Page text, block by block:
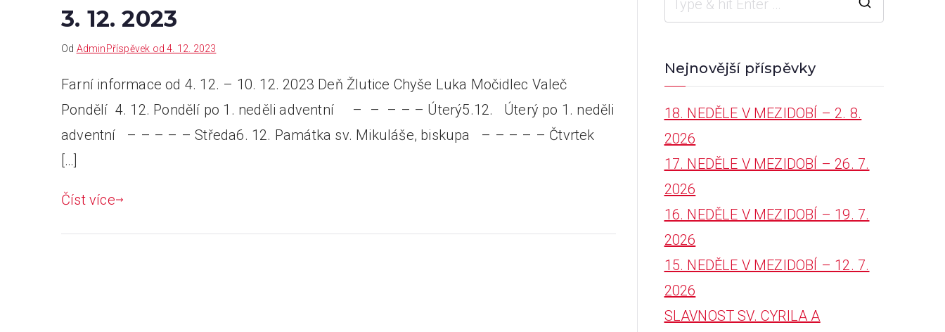
3. 12. 2023
Od AdminPříspěvek od4. 12. 2023
Farní informace od 4. 12. – 10. 12. 2023 Deň Žlutice Chyše Luka Močidlec Valeč
Pondělí 4. 12. Pondělí po 1. neděli adventní – – – – – Úterý5.12. Úterý po 1. neděli
adventní – – – – – Středa6. 12. Památka sv. Mikuláše, biskupa – – – – – Čtvrtek
[…]
Číst více
r
Nejnovější příspěvky
18. NEDĚLE V MEZIDOBÍ – 2. 8.
2026
17. NEDĚLE V MEZIDOBÍ – 26. 7.
2026
16. NEDĚLE V MEZIDOBÍ – 19. 7.
2026
15. NEDĚLE V MEZIDOBÍ – 12. 7.
2026
SLAVNOST SV. CYRILA A